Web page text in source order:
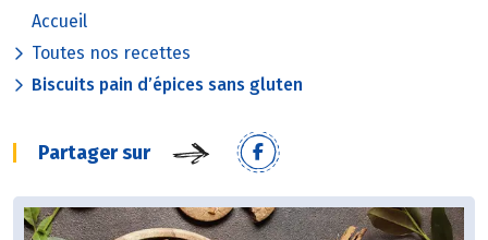
Accueil
Toutes nos recettes
Biscuits pain d’épices sans gluten
Partager sur